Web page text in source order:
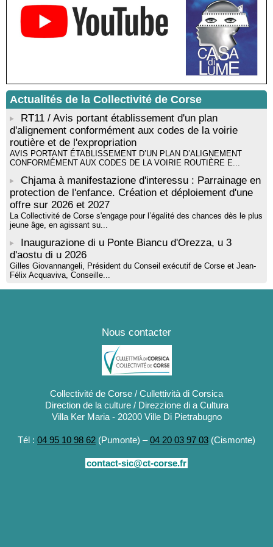
livre « La ballade du pendu du Niolu» - Mediateca territuriale di
Santa Lucia di Tallà
Mise en musique d’un livre jeunesse par Annik Meschinet,
musicienne pédagogue : Ateliers d’expression sonore, vocale,
rythmique et corporelle - Mediateca territuriale di Santa Lucia di
par Alexandre Dominati - Mediateca territuriale di Santa Lucia di
Tallà
Actualités de la Collectivité de Corse
RT11 / Avis portant établissement d'un plan
d'alignement conformément aux codes de la voirie
routière et de l'expropriation
AVIS PORTANT ÉTABLISSEMENT D’UN PLAN D’ALIGNEMENT
CONFORMÉMENT AUX CODES DE LA VOIRIE ROUTIÈRE E...
Chjama à manifestazione d'interessu : Parrainage en
protection de l'enfance. Création et déploiement d'une
offre sur 2026 et 2027
La Collectivité de Corse s'engage pour l’égalité des chances dès le plus
jeune âge, en agissant su...
Inaugurazione di u Ponte Biancu d'Orezza, u 3
d'aostu di u 2026
Gilles Giovannangeli, Président du Conseil exécutif de Corse et Jean-
Félix Acquaviva, Conseille...
Nous contacter
Collectivité de Corse / Cullettività di Corsica
Direction de la culture / Direzzione di a Cultura
Villa Ker Maria - 20200 Ville Di Pietrabugno
Tél : 04 95 10 98 62 (Pumonte) –04 20 03 97 03 (Cismonte)
contact-sic@ct-corse.fr